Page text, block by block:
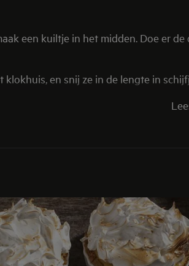
een kuiltje in het midden. Doe er
en snij ze in de lengte in
schik de schijfjes peer in de vorm.
room of custard.